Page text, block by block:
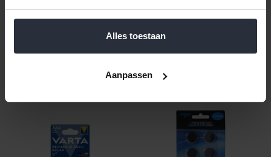
Alles toestaan
Aanpassen
Help ons en andere klanten door het schrijven van een review
Gerelateerde en alternatieve producten